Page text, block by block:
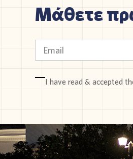
Μάθετε
I have read & accepted